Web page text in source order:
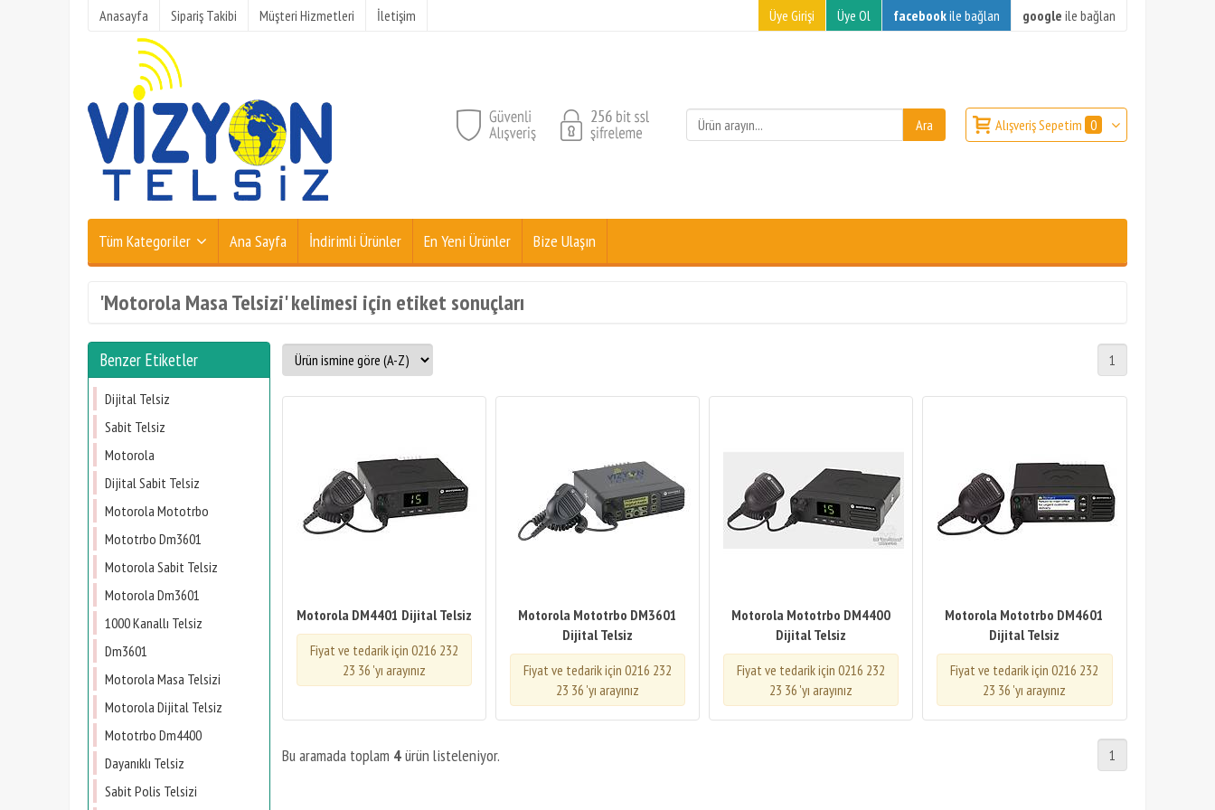
Anasayfa Sipariş Takibi Müşteri Hizmetleri İletişim Üye Girişi Üye Ol facebookile bağlan google ile bağlan
Alışveriş Sepetim 0
Tüm Kategoriler Ana Sayfa İndirimli Ürünler En Yeni Ürünler Bize Ulaşın
'Motorola Masa Telsizi' kelimesi için etiket sonuçları
Benzer Etiketler
Dijital Telsiz
Sabit Telsiz
Motorola
Dijital Sabit Telsiz
Motorola Mototrbo
Mototrbo Dm3601
Motorola Sabit Telsiz
Motorola Dm3601
1000 Kanallı Telsiz
Dm3601
Motorola Masa Telsizi
Motorola Dijital Telsiz
Mototrbo Dm4400
Dayanıklı Telsiz
Sabit Polis Telsizi
1
Motorola DM4401 Dijital Telsiz
Fiyat ve tedarik için 0216 232
23 36 'yı arayınız
Motorola Mototrbo DM3601
Dijital Telsiz
Fiyat ve tedarik için 0216 232
23 36 'yı arayınız
Motorola Mototrbo DM4400
Dijital Telsiz
Fiyat ve tedarik için 0216 232
23 36 'yı arayınız
Motorola Mototrbo DM4601
Dijital Telsiz
Fiyat ve tedarik için 0216 232
23 36 'yı arayınız
Bu aramada toplam 4ürün listeleniyor. 1